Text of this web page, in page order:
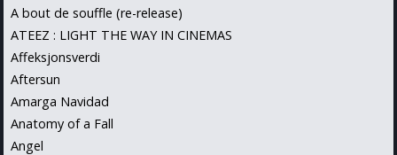
A bout de souffle (re-release)
ATEEZ : LIGHT THE WAY IN CINEMAS
Affeksjonsverdi
Aftersun
Amarga Navidad
Anatomy of a Fall
Angel